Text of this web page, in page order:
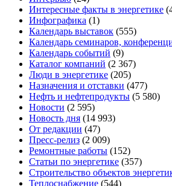
Интересные факты в энергетике
Инфографика (1)
Календарь выставок (555)
Календарь семинаров,
Календарь событий (9)
Каталог компаний (2 367)
Люди в энергетике (205)
Назначения и отставки (477)
Нефть и нефтепродукты (5 580)
Новости (2 595)
Новость дня (14 993)
От редакции (47)
Пресс-релиз (2 009)
Ремонтные работы (152)
Статьи по энергетике (357)
Строительство объектов
Теплоснабжение (544)